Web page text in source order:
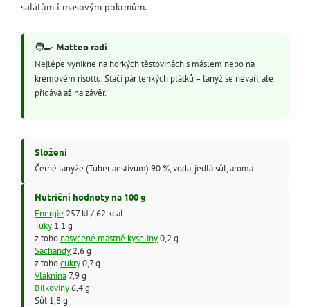
salátům i masovým pokrmům.
🧑‍🍳 Matteo radí
Nejlépe vynikne na horkých těstovinách s máslem nebo na
krémovém risottu. Stačí pár tenkých plátků – lanýž se nevaří, ale
přidává až na závěr.
Složení
Černé lanýže (Tuber aestivum) 90 %, voda, jedlá sůl, aroma.
Nutriční hodnoty na 100 g
Energie 257 kJ / 62 kcal
Tuky1,1 g
z toho nasycené mastné kyseliny0,2 g
Sacharidy2,6 g
z tohocukry0,7 g
Vláknina7,9 g
Bílkoviny6,4 g
Sůl 1,8 g